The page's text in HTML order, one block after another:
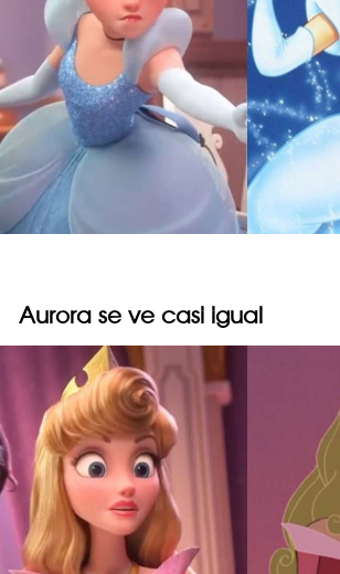
Aurora se ve casi igual